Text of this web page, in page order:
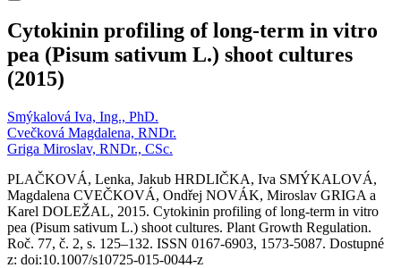
Cytokinin profiling of long-term in vitro
pea (Pisum sativum L.) shoot cultures
(2015)
Smýkalová Iva, Ing., PhD.
Cvečková Magdalena, RNDr.
Griga Miroslav, RNDr., CSc.
PLAČKOVÁ, Lenka, Jakub HRDLIČKA, Iva SMÝKALOVÁ,
Magdalena CVEČKOVÁ, Ondřej NOVÁK, Miroslav GRIGA a
Karel DOLEŽAL, 2015. Cytokinin profiling of long-term in vitro
pea (Pisum sativum L.) shoot cultures. Plant Growth Regulation.
Roč. 77, č. 2, s. 125–132. ISSN 0167-6903, 1573-5087. Dostupné
z: doi:10.1007/s10725-015-0044-z